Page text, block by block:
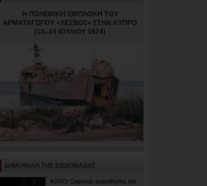
Η ΠΟΛΕΜΙΚΗ ΕΜΠΛΟΚΗ ΤΟΥ
ΑΡΜΑΤΑΓΩΓΟΥ «ΛΕΣΒΟΣ» ΣΤΗΝ ΚΥΠΡΟ
(13–24 ΙΟΥΛΙΟΥ 1974)
ΔΗΜΟΦΙΛΗ ΤΗΣ ΕΒΔΟΜΑΔΑΣ
ΚΙΑΤΟ: Ξαφνικές ευαισθησίες για